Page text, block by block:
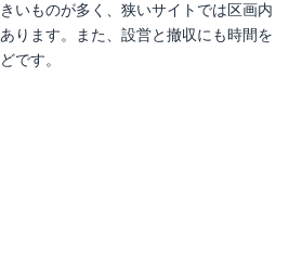
いものが多く、狭いサイトでは区画内
ります。また、設営と撤収にも時間を
です。